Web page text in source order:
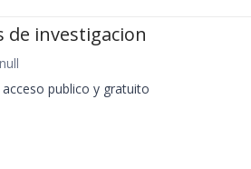
de investigacion
publico y gratuito